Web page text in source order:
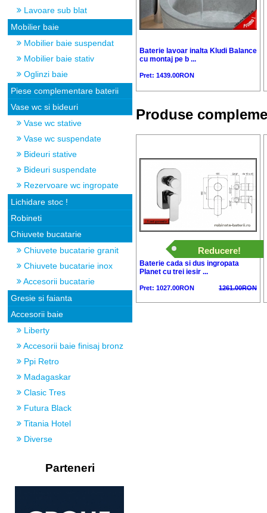
Lavoare sub blat
Mobilier baie
Mobilier baie suspendat
Mobilier baie stativ
Oglinzi baie
Piese complementare baterii
Vase wc si bideuri
Vase wc stative
Vase wc suspendate
Bideuri stative
Bideuri suspendate
Rezervoare wc ingropate
Lichidare stoc !
Robineti
Chiuvete bucatarie
Chiuvete bucatarie granit
Chiuvete bucatarie inox
Accesorii bucatarie
Gresie si faianta
Accesorii baie
Liberty
Accesorii baie finisaj bronz
Ppi Retro
Madagaskar
Clasic Tres
Futura Black
Titania Hotel
Diverse
Parteneri
Baterie lavoar inalta Kludi Balance
cu montaj pe b ...
Pret: 1439.00RON
Produse
Reducere!
Baterie cada si dus ingropata
Planet cu trei iesir ...
Pret: 1027.00RON 1261.00RON